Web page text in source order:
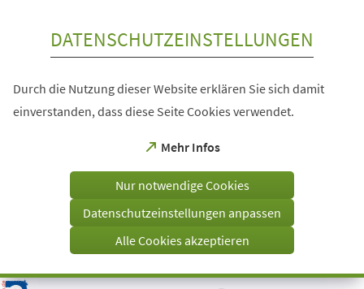
Visuelle
DATENSCHUTZEINSTELLUNGEN
Durch die Nutzung dieser Website erklären Sie sich damit
einverstanden, dass diese Seite Cookies verwendet.
Mehr Infos
(Öffnet
einem
Tab)
Nur notwendige Cookies
Datenschutzeinstellungen anpassen
Alle Cookies akzeptieren